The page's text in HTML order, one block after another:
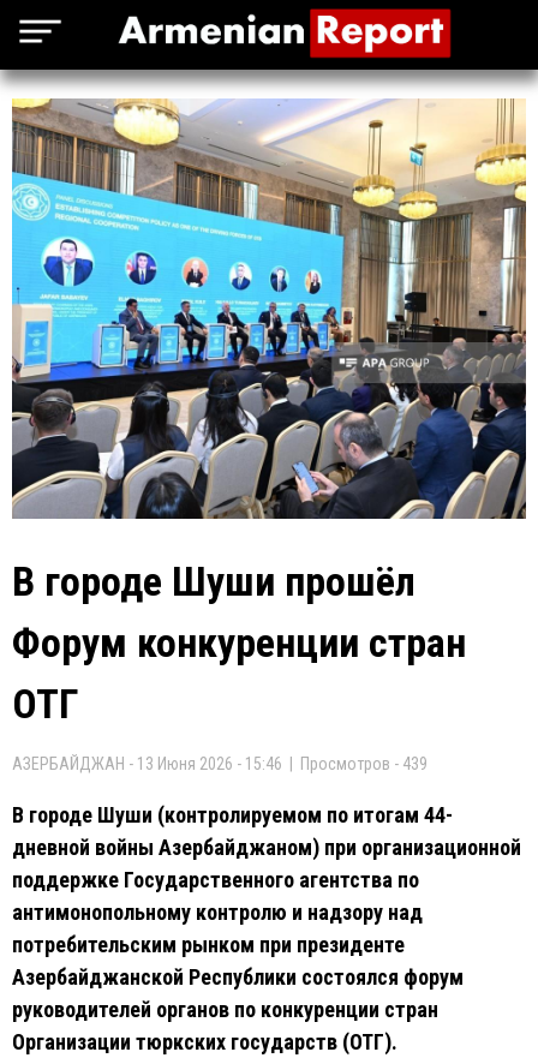
В городе Шуши прошёл
Форум конкуренции стран
ОТГ
АЗЕРБАЙДЖАН - 13 Июня 2026 - 15:46 | Просмотров - 439
В городе Шуши (контролируемом по итогам 44-
дневной войны Азербайджаном) при организационной
поддержке Государственного агентства по
антимонопольному контролю и надзору над
потребительским рынком при президенте
Азербайджанской Республики состоялся форум
руководителей органов по конкуренции стран
Организации тюркских государств (ОТГ).